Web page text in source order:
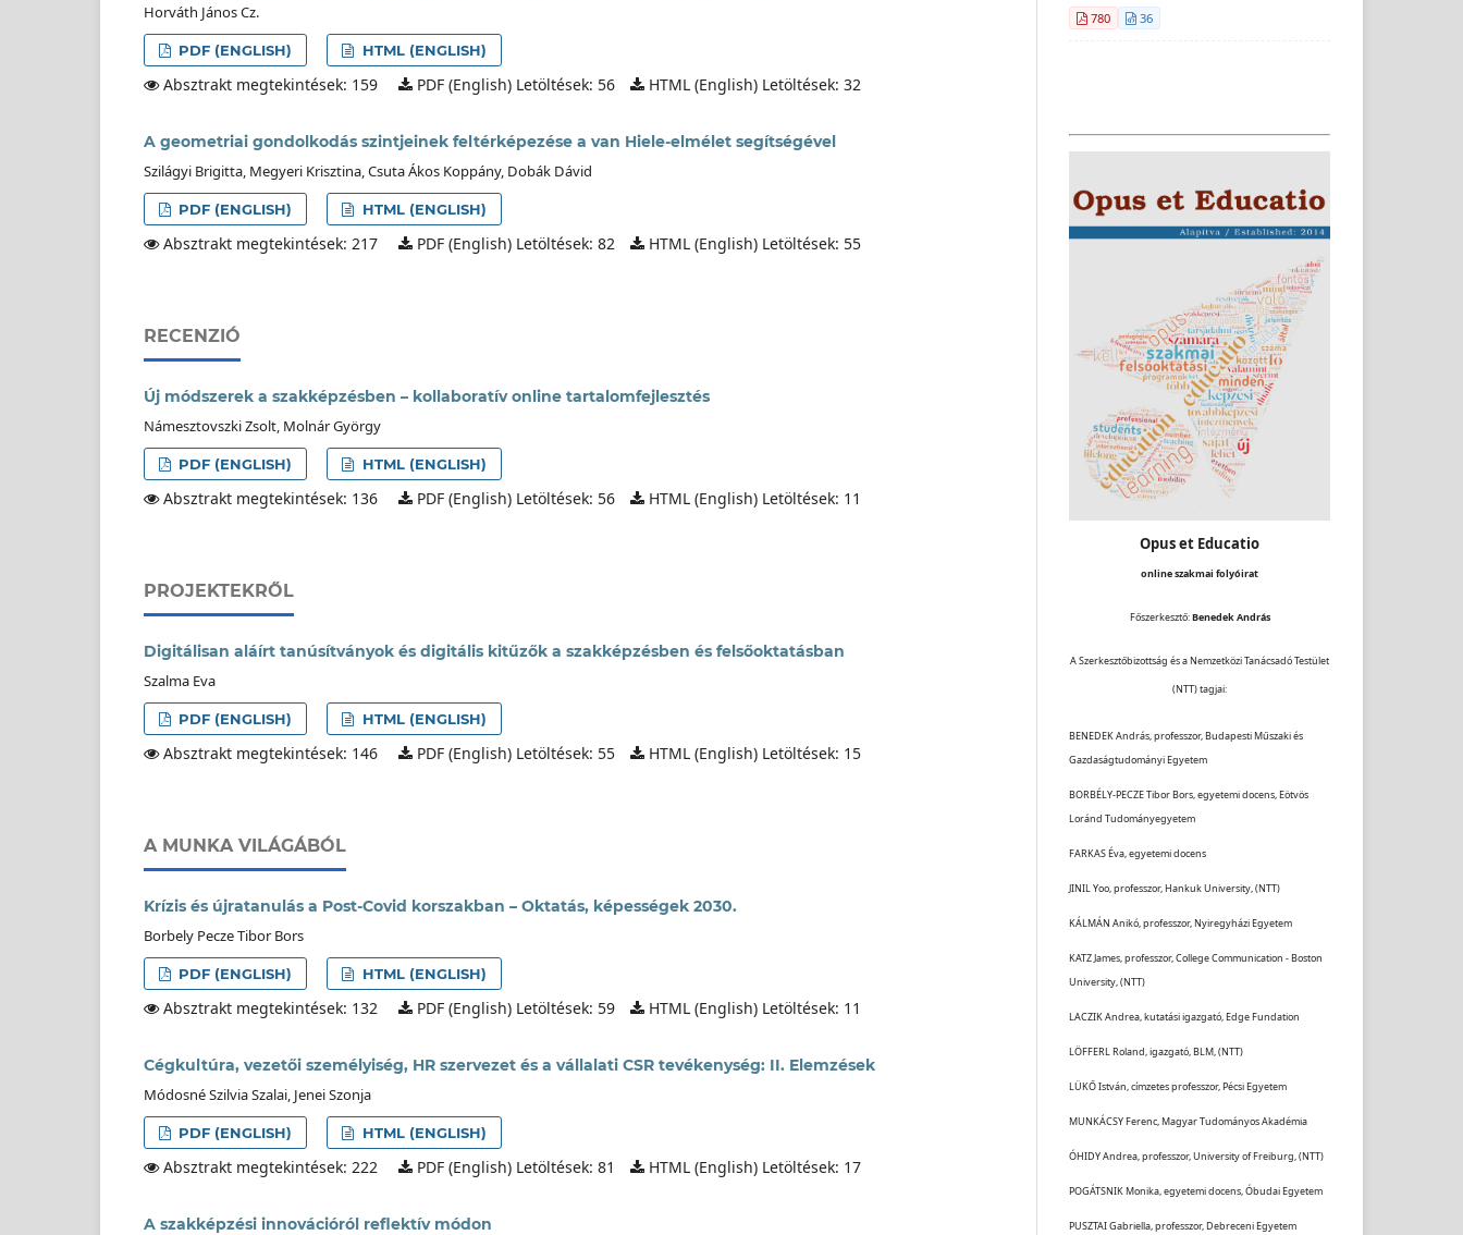
Horváth János Cz.
PDF (ENGLISH) HTML (ENGLISH)
Absztrakt megtekintések: 159 PDF (English) Letöltések: 56 HTML (English) Letöltések: 32
A geometriai gondolkodás szintjeinek feltérképezése a van Hiele-elmélet segítségével
Szilágyi Brigitta, Megyeri Krisztina, Csuta Ákos Koppány, Dobák Dávid
PDF (ENGLISH) HTML (ENGLISH)
Absztrakt megtekintések: 217 PDF (English) Letöltések: 82 HTML (English) Letöltések: 55
RECENZIÓ
Új módszerek a szakképzésben – kollaboratív online tartalomfejlesztés
Námesztovszki Zsolt, Molnár György
PDF (ENGLISH) HTML (ENGLISH)
Absztrakt megtekintések: 136 PDF (English) Letöltések: 56 HTML (English) Letöltések: 11
PROJEKTEKRŐL
Digitálisan aláírt tanúsítványok és digitális kitűzők a szakképzésben és felsőoktatásban
Szalma Eva
PDF (ENGLISH) HTML (ENGLISH)
Absztrakt megtekintések: 146 PDF (English) Letöltések: 55 HTML (English) Letöltések: 15
A MUNKA VILÁGÁBÓL
Krízis és újratanulás a Post-Covid korszakban – Oktatás, képességek 2030.
Borbely Pecze Tibor Bors
PDF (ENGLISH) HTML (ENGLISH)
Absztrakt megtekintések: 132 PDF (English) Letöltések: 59 HTML (English) Letöltések: 11
Cégkultúra, vezetői személyiség, HR szervezet és a vállalati CSR tevékenység: II. Elemzések
Módosné Szilvia Szalai, Jenei Szonja
PDF (ENGLISH) HTML (ENGLISH)
Absztrakt megtekintések: 222 PDF (English) Letöltések: 81 HTML (English) Letöltések: 17
A szakképzési innovációról reflektív módon
780 36
Opus et Educatio
online szakmai folyóirat
Főszerkesztő:Benedek András
A Szerkesztőbizottság és a Nemzetközi Tanácsadó Testület
(NTT) tagjai:
BENEDEK András, professzor, Budapesti Műszaki és
Gazdaságtudományi Egyetem
BORBÉLY-PECZE Tibor Bors, egyetemi docens, Eötvös
Loránd Tudományegyetem
FARKAS Éva, egyetemi docens
JINIL Yoo, professzor, Hankuk University, (NTT)
KÁLMÁN Anikó, professzor, Nyiregyházi Egyetem
KATZ James, professzor, College Communication - Boston
University, (NTT)
LACZIK Andrea, kutatási igazgató, Edge Fundation
LÖFFERL Roland, igazgató, BLM, (NTT)
LÜKŐ István, címzetes professzor, Pécsi Egyetem
MUNKÁCSY Ferenc, Magyar Tudományos Akadémia
ÓHIDY Andrea, professzor, University of Freiburg, (NTT)
POGÁTSNIK Monika, egyetemi docens, Óbudai Egyetem
PUSZTAI Gabriella, professzor, Debreceni Egyetem